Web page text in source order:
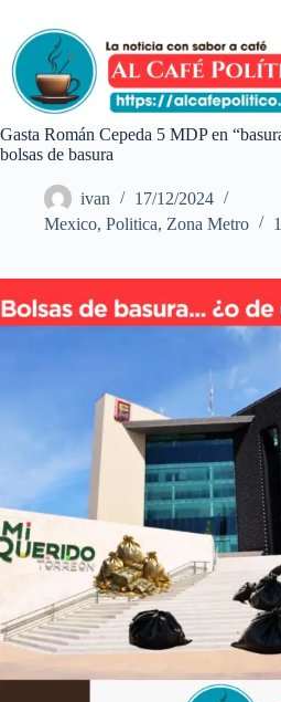
contenido
Gasta Román Cepeda 5 MDP en
bolsas de basura
ivan
17/12/2024
Mexico, Politica, Zona Metro